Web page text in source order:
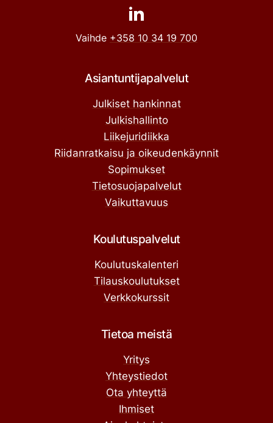
Vaihde +358 10 34 19 700
Asiantuntijapalvelut
Julkiset hankinnat
Julkishallinto
Liikejuridiikka
Riidanratkaisu ja oikeudenkäynnit
Sopimukset
Tietosuojapalvelut
Vaikuttavuus
Koulutuspalvelut
Koulutuskalenteri
Tilauskoulutukset
Verkkokurssit
Tietoa meistä
Yritys
Yhteystiedot
Ota yhteyttä
Ihmiset